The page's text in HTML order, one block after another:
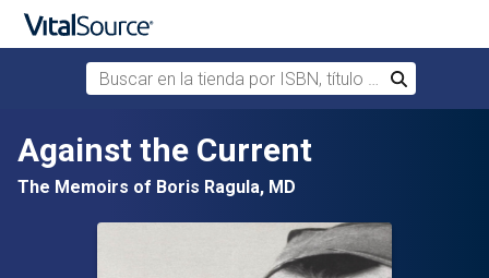
Saltar al contenido principal
Buscar en la tienda por ISBN, título o autor
Buscar
Against the Current
The Memoirs of Boris Ragula, MD